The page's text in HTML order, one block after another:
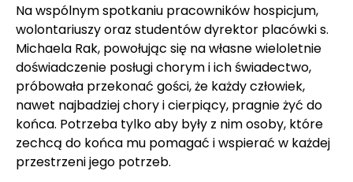
Na wspólnym spotkaniu pracowników hospicjum,
wolontariuszy oraz studentów dyrektor placówki s.
Michaela Rak, powołując się na własne wieloletnie
doświadczenie posługi chorym i ich świadectwo,
próbowała przekonać gości, że każdy człowiek,
nawet najbadziej chory i cierpiący, pragnie żyć do
końca. Potrzeba tylko aby były z nim osoby, które
zechcą do końca mu pomagać i wspierać w każdej
przestrzeni jego potrzeb.